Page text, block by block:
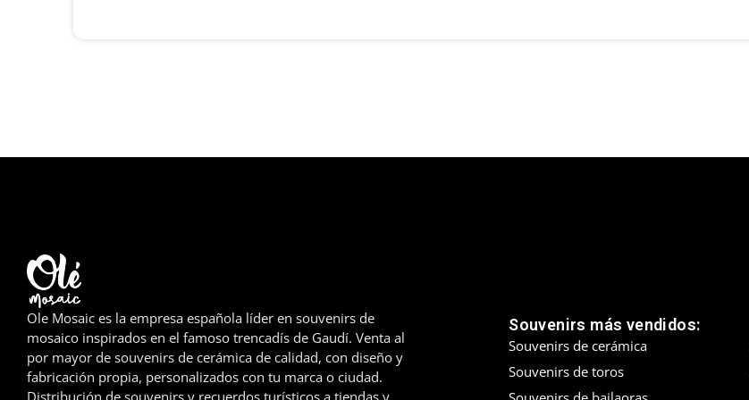
Ole Mosaic es la empresa española líder en souvenirs de
mosaico inspirados en el famoso trencadís de Gaudí. Venta al
por mayor de souvenirs de cerámica de calidad, con diseño y
fabricación propia, personalizados con tu marca o ciudad.
Distribución de souvenirs y recuerdos turísticos a tiendas y
Souvenirs más vendidos:
Souvenirs de cerámica
Souvenirs de toros